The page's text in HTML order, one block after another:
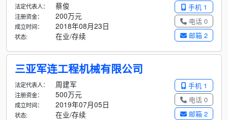
手机 1
电话 0
邮箱 2
法定代表人： 蔡俊
注册资金： 200万元
成立时间： 2018年08月23日
状态: 在业/存续
三亚军连工程机械有限公司
手机 1
电话 0
邮箱 2
法定代表人： 周建军
注册资金： 500万元
成立时间： 2019年07月05日
状态: 在业/存续